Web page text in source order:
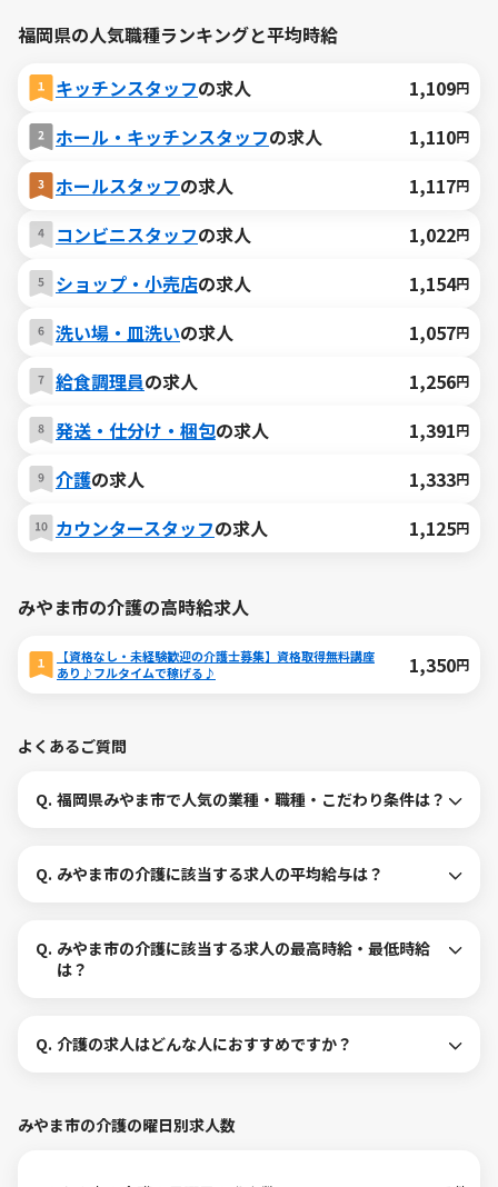
福岡県の人気職種ランキングと平均時給
キッチンスタッフの求人 1,109円
ホール・キッチンスタッフの求人 1,110円
ホールスタッフの求人 1,117円
コンビニスタッフの求人 1,022円
ショップ・小売店の求人 1,154円
洗い場・皿洗いの求人 1,057円
給食調理員の求人 1,256円
発送・仕分け・梱包の求人 1,391円
介護の求人 1,333円
カウンタースタッフの求人 1,125円
みやま市の介護の高時給求人
【資格なし・未経験歓迎の介護士募集】資格取得無料講座
あり♪フルタイムで稼げる♪
1,350円
よくあるご質問
Q. 福岡県みやま市で人気の業種・職種・こだわり条件は？
Q. みやま市の介護に該当する求人の平均給与は？
Q. みやま市の介護に該当する求人の最高時給・最低時給
は？
Q. 介護の求人はどんな人におすすめですか？
みやま市の介護の曜日別求人数